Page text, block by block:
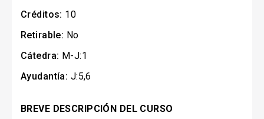
Créditos: 10
Retirable: No
Cátedra: M-J:1
Ayudantía: J:5,6
BREVE DESCRIPCIÓN DEL CURSO